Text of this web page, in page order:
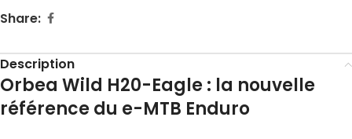
Share:
Description
Orbea Wild H20-Eagle : la nouvelle
référence du e-MTB Enduro